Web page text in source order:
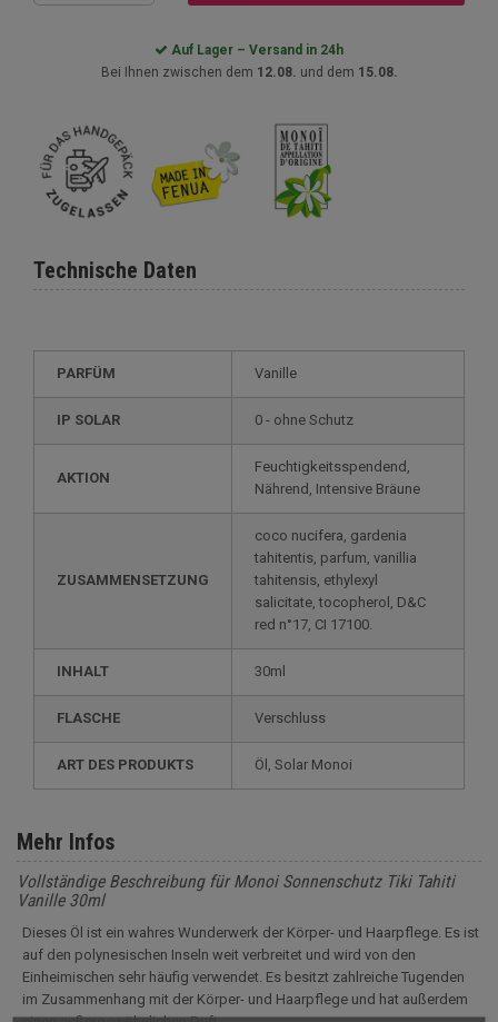
Auf Lager – Versand in 24h
Bei Ihnen zwischen dem 12.08. und dem 15.08.
Technische Daten
PARFÜM Vanille
IP SOLAR 0 - ohne Schutz
AKTION
Feuchtigkeitsspendend,
Nährend, Intensive Bräune
ZUSAMMENSETZUNG
coco nucifera, gardenia
tahitentis, parfum, vanillia
tahitensis, ethylexyl
salicitate, tocopherol, D&C
red n°17, CI 17100.
INHALT 30ml
FLASCHE Verschluss
ART DES PRODUKTS Öl, Solar Monoi
Mehr Infos
Vollständige Beschreibung für Monoi Sonnenschutz Tiki Tahiti
Vanille 30ml
Dieses Öl ist ein wahres Wunderwerk der Körper- und Haarpflege. Es ist
auf den polynesischen Inseln weit verbreitet und wird von den
Einheimischen sehr häufig verwendet. Es besitzt zahlreiche Tugenden
im Zusammenhang mit der Körper- und Haarpflege und hat außerdem